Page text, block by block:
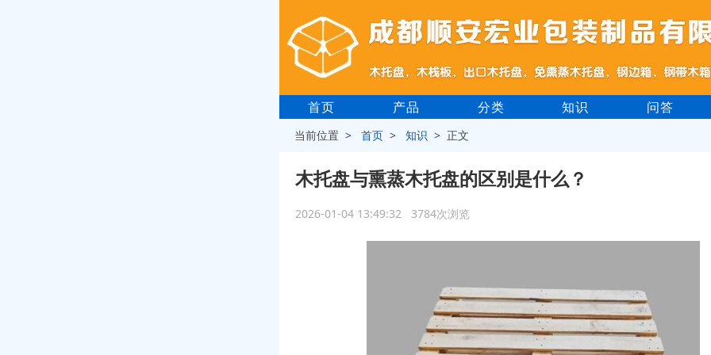
首页 产品 分类 知识 问答
当前位置 >首页 >知识 > 正文
木托盘与熏蒸木托盘的区别是什么？
2026-01-04 13:49:32 3784次浏览